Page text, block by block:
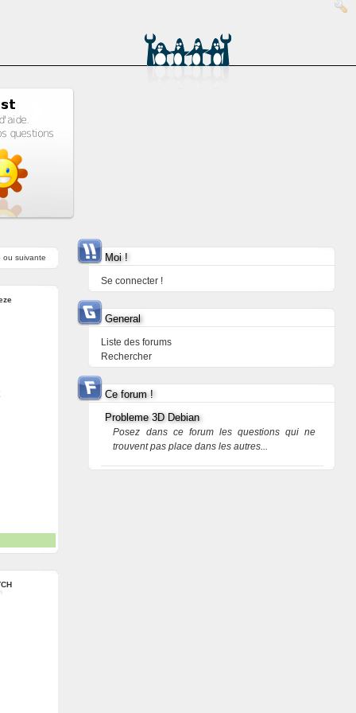
ou suivante Moi !
Se connecter !
General
Liste des forums
Rechercher
Ce forum !
Probleme 3D Debian
Posez dans ce forum les questions qui ne
trouvent pas place dans les autres...